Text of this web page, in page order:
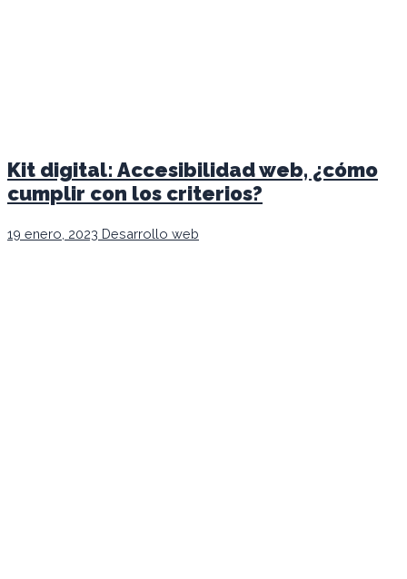
Kit digital: Accesibilidad web, ¿cómo
cumplir con los criterios?
19 enero, 2023 Desarrollo web